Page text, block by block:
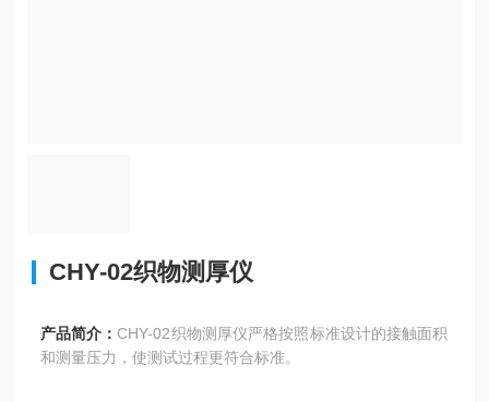
CHY-02织物测厚仪
产品简介：CHY-02织物测厚仪严格按照标准设计的接触面积
和测量压力，使测试过程更符合标准。